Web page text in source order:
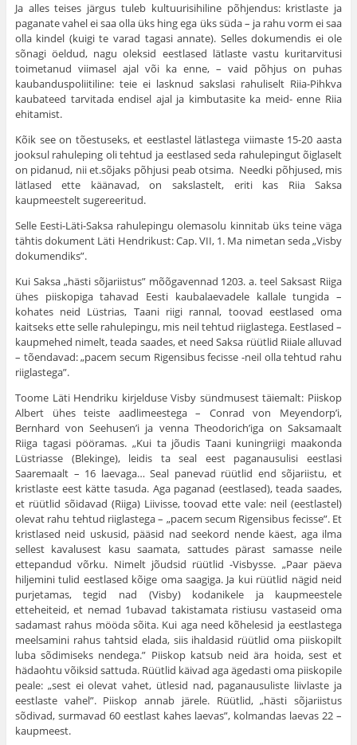
Ja alles teises järgus tuleb kultuurisihiline põhjendus: kristlaste ja
paganate vahel ei saa olla üks hing ega üks süda – ja rahu vorm ei saa
olla kindel (kuigi te varad tagasi annate). Selles dokumendis ei ole
sõnagi öeldud, nagu oleksid eestlased lätlaste vastu kuritarvi­tusi
toimetanud viimasel ajal või ka enne, – vaid põhjus on puhas
kaubanduspoliitiline: teie ei lasknud sakslasi rahuliselt Riia-Pihkva
kaubateed tarvitada endisel ajal ja kimbutasite ka meid- enne Riia
ehitamist.
Kõik see on tõestuseks, et eestlastel lätlastega vii­maste 15-20 aasta
jooksul rahuleping oli tehtud ja eest­lased seda rahulepingut õiglaselt
on pida­nud, nii et.sõjaks põhjusi peab otsima. Needki põhjused, mis
lätlased ette käänavad, on sakslastelt, eriti kas Riia Saksa
kaupmeestelt sugereeritud.
Selle Eesti-Läti-Saksa rahulepingu olemasolu kinnitab üks teine väga
tähtis dokument Läti Hendrikust: Cap. VII, 1. Ma nimetan seda „Visby
dokumendiks”.
Kui Saksa „hästi sõjariistus” mõõgavennad 1203. a. teel Saksast Riiga
ühes piiskopiga tahavad Eesti kauba­laevadele kallale tungida –
kohates neid Lüstrias, Taani riigi rannal, toovad eestlased oma
kaitseks ette selle rahu­lepingu, mis neil tehtud riiglastega. Eestlased –
kaup­mehed nimelt, teada saades, et need Saksa rüütlid Riiale alluvad
– tõendavad: „pacem secum Rigensibus fecisse -neil olla tehtud rahu
riiglastega”.
Toome Läti Hendriku kirjelduse Visby sündmusest täiemalt: Piiskop
Albert ühes teiste aadlimeestega – Conrad von Meyendorp’i,
Bernhard von Seehusen’i ja venna Theodorich’iga on Saksamaalt
Riiga tagasi pööramas. „Kui ta jõudis Taani kuningriigi maakonda
Lüstriasse (Blekinge), leidis ta seal eest paganausulisi eestlasi
Saaremaalt – 16 laevaga… Seal panevad rüütlid end sõjariistu, et
kristlaste eest kätte tasuda. Aga paganad (eestlased), teada saades,
et rüütlid sõidavad (Riiga) Liivisse, toovad ette vale: neil (eestlastel)
olevat rahu tehtud riiglastega – „pacem secum Rigensibus fecisse”. Et
kristlased neid uskusid, pääsid nad seekord nende käest, aga ilma
sellest kavalusest kasu saamata, sattudes pärast samasse neile
ettepandud võrku. Nimelt jõudsid rüütlid -Visbysse. „Paar päeva
hiljemini tulid eestlased kõige oma saagiga. Ja kui rüütlid nägid neid
purjetamas, tegid nad (Visby) kodanikele ja kaupmeestele
etteheiteid, et nemad 1ubavad takistamata ristiusu vastaseid oma
sadamast rahus mööda sõita. Kui aga need kõhelesid ja eestlastega
meelsamini rahus tahtsid elada, siis ihaldasid rüütlid oma piiskopilt
luba sõdimiseks nendega.” Piiskop katsub neid ära hoida, sest et
häda­ohtu võiksid sattuda. Rüütlid käivad aga ägedasti oma piiskopile
peale: „sest ei olevat vahet, ütlesid nad, paganausuliste liivlaste ja
eestlaste vahel”. Piiskop annab järele. Rüütlid, „hästi sõjariistus
sõdivad, surmavad 60 eestlast kahes laevas”, kolmandas laevas 22 –
kaupmeest.